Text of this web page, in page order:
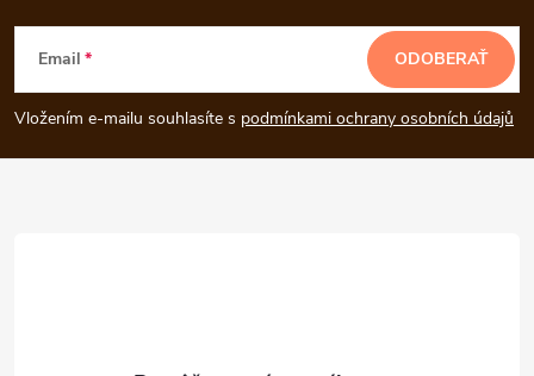
Z
á
p
Email
Vložením e-mailu souhlasíte s podmínkami ochrany osobních údajů
ODOBERAŤ